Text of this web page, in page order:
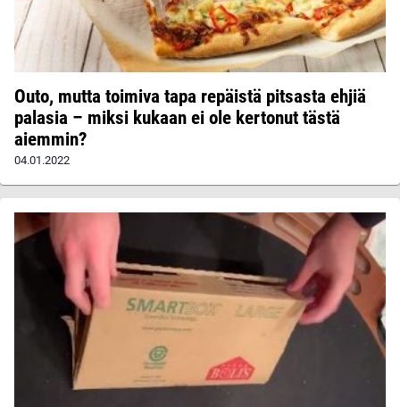
Outo, mutta toimiva tapa repäistä pitsasta ehjiä
palasia – miksi kukaan ei ole kertonut tästä
aiemmin?
04.01.2022